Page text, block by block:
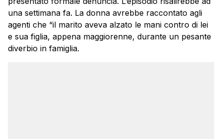
una settimana fa. La donna avrebbe raccontato agli
agenti che “il marito aveva alzato le mani contro di lei
e sua figlia, appena maggiorenne, durante un pesante
diverbio in famiglia.